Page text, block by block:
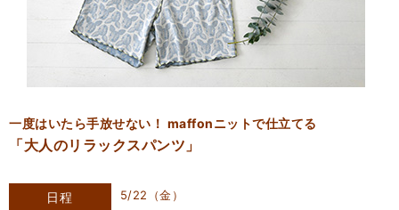
一度はいたら手放せない！ maffonニットで仕立てる
「大人のリラックスパンツ」
日程 5/22（金）